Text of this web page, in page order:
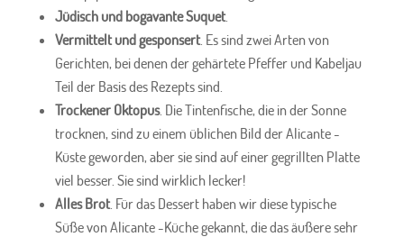
Jüdisch und bogavante Suquet.
Vermittelt und gesponsert. Es sind zwei Arten von
Gerichten, bei denen der gehärtete Pfeffer und Kabeljau
Teil der Basis des Rezepts sind.
Trockener Oktopus. Die Tintenfische, die in der Sonne
trocknen, sind zu einem üblichen Bild der Alicante -
Küste geworden, aber sie sind auf einer gegrillten Platte
viel besser. Sie sind wirklich lecker!
Alles Brot. Für das Dessert haben wir diese typische
Süße von Alicante -Küche gekannt, die das äußere sehr